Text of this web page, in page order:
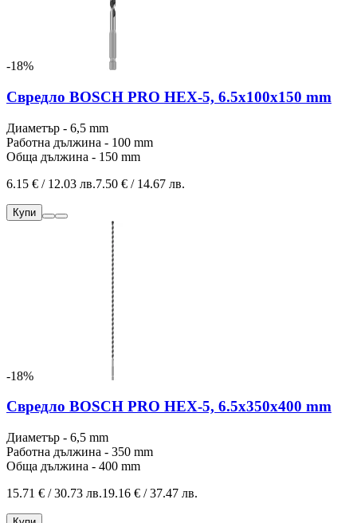
-18%
Свредло BOSCH PRO HEX-5, 6.5x100x150 mm
Диаметър - 6,5 mm
Работна дължина - 100 mm
Обща дължина - 150 mm
6.15 € / 12.03 лв.7.50 € / 14.67 лв.
Купи
-18%
Свредло BOSCH PRO HEX-5, 6.5x350x400 mm
Диаметър - 6,5 mm
Работна дължина - 350 mm
Обща дължина - 400 mm
15.71 € / 30.73 лв.19.16 € / 37.47 лв.